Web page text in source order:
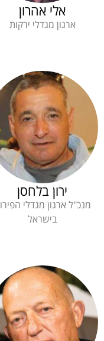
אלי אהרון
ארגון מגדלי ירקות
ירון בלחסן
מנכ"ל ארגון מגדלי הפירות
בישראל